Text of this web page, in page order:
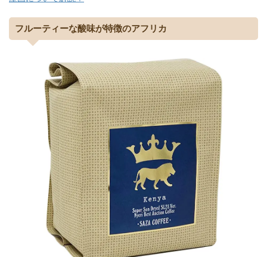
フルーティーな酸味が特徴のアフリカ